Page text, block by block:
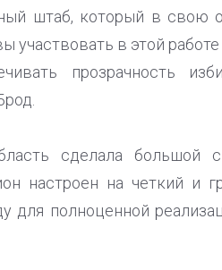
штаб, который в свою
участвовать в этой
прозрачность
сделала большой
настроен на четкий и
для полноценной